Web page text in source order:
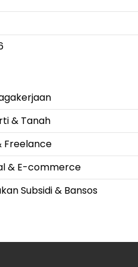
& Tanah
Freelance
& E-commerce
Subsidi & Bansos